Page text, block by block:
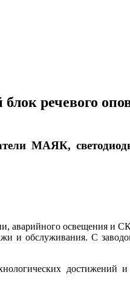
речевого
аварийного освещения и
и обслуживания. С
достижений